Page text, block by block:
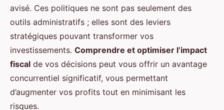
avisé. Ces politiques ne sont pas seulement des
outils administratifs ; elles sont des leviers
stratégiques pouvant transformer vos
investissements. Comprendre et optimiser l’impact
fiscal de vos décisions peut vous offrir un avantage
concurrentiel significatif, vous permettant
d’augmenter vos profits tout en minimisant les
risques.